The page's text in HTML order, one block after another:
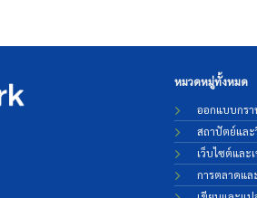
หมวดหมู่ทั้งหมด
ออกแบบกร
สถาปัตย์และ
เว็บไซต์และ
การตลาดแ